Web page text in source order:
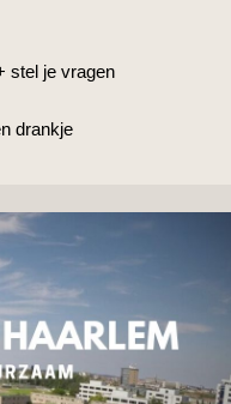
stel je vragen
drankje